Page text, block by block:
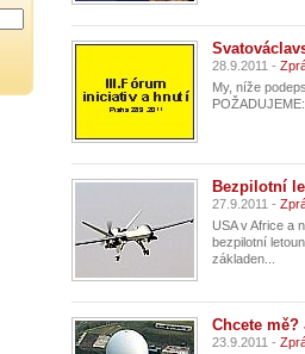
28.9.2011 -
My, níže
Bezpilotní
27.9.2011 -
USA v Africe a
bezpilotní
základen...
Chcete
23.9.2011 -